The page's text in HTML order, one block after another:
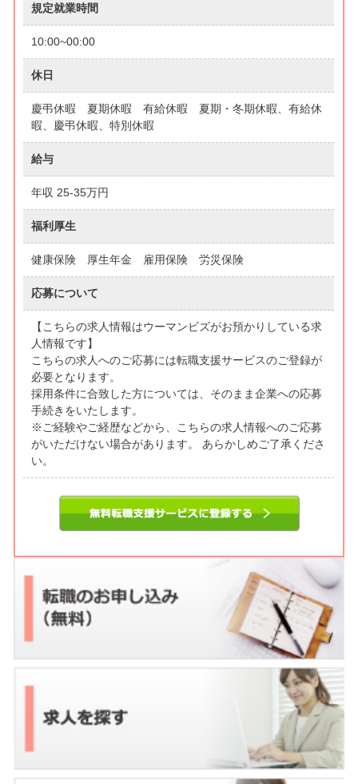
規定就業時間
10:00~00:00
休日
慶弔休暇 夏期休暇 有給休暇 夏期・冬期休暇、有給休
暇、慶弔休暇、特別休暇
給与
年収 25-35万円
福利厚生
健康保険 厚生年金 雇用保険 労災保険
応募について
【こちらの求人情報はウーマンビズがお預かりしている求
人情報です】
こちらの求人へのご応募には転職支援サービスのご登録が
必要となります。
採用条件に合致した方については、そのまま企業への応募
手続きをいたします。
※ご経験やご経歴などから、こちらの求人情報へのご応募
がいただけない場合があります。 あらかしめご了承くださ
い。